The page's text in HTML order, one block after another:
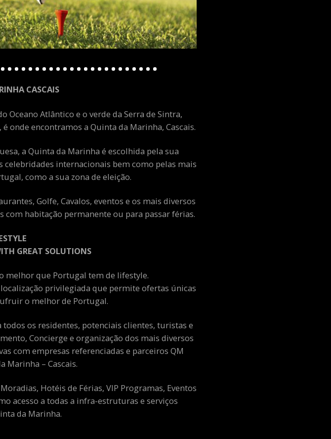
CASCAIS
Oceano Atlântico e o verde da Serra de Sintra,
onde encontramos a Quinta da Marinha, Cascais.
a Quinta da Marinha é escolhida pela sua
celebridades internacionais bem como pelas mais
como a sua zona de eleição.
Golfe, Cavalos, eventos e os mais diversos
habitação permanente ou para passar férias.
GREAT SOLUTIONS
melhor que Portugal tem de lifestyle.
privilegiada que permite ofertas únicas
o melhor de Portugal.
todos os residentes, potenciais clientes, turistas e
Concierge e organização dos mais diversos
com empresas referenciadas e parceiros QM
Marinha – Cascais.
Hotéis de Férias, VIP Programas, Eventos
acesso a todas a infra-estruturas e serviços
da Marinha.